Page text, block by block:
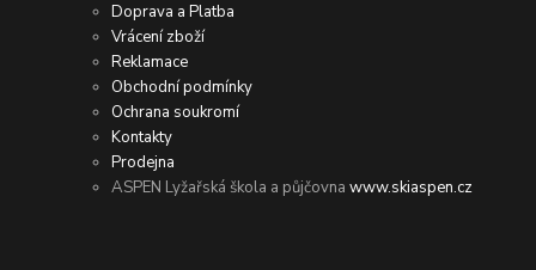
Doprava a Platba
Vrácení zboží
Reklamace
Obchodní podmínky
Ochrana soukromí
Kontakty
Prodejna
ASPEN Lyžařská škola a půjčovnawww.skiaspen.cz